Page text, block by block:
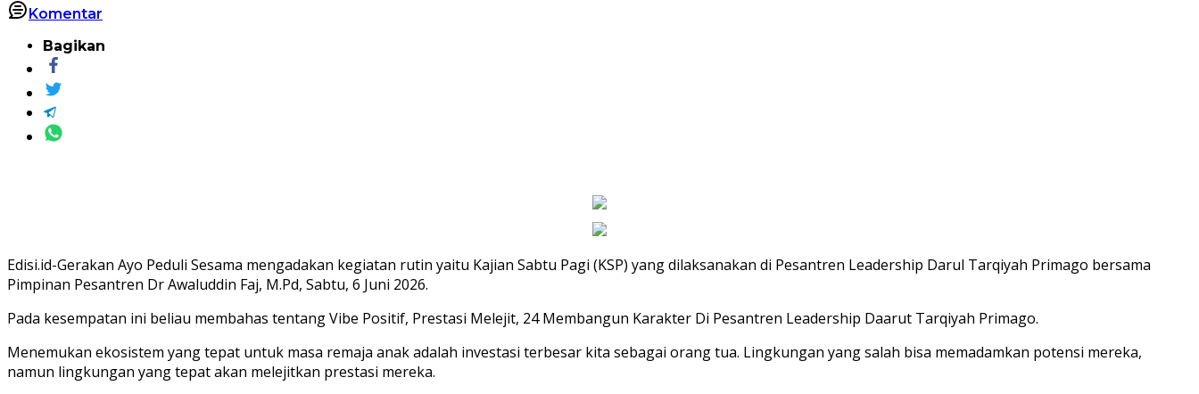
Komentar
Bagikan
Edisi.id-Gerakan Ayo Peduli Sesama mengadakan kegiatan rutin yaitu Kajian Sabtu Pagi (KSP) yang dilaksanakan di Pesantren Leadership Darul Tarqiyah Primago bersama
Pimpinan Pesantren Dr Awaluddin Faj, M.Pd, Sabtu, 6 Juni 2026.
Pada kesempatan ini beliau membahas tentang Vibe Positif, Prestasi Melejit, 24 Membangun Karakter Di Pesantren Leadership Daarut Tarqiyah Primago.
Menemukan ekosistem yang tepat untuk masa remaja anak adalah investasi terbesar kita sebagai orang tua. Lingkungan yang salah bisa memadamkan potensi mereka,
namun lingkungan yang tepat akan melejitkan prestasi mereka.